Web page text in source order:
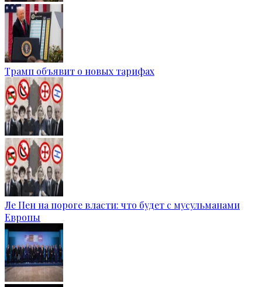
Трамп объявит о новых тарифах
Ле Пен на пороге власти: что будет с мусульманами
Европы